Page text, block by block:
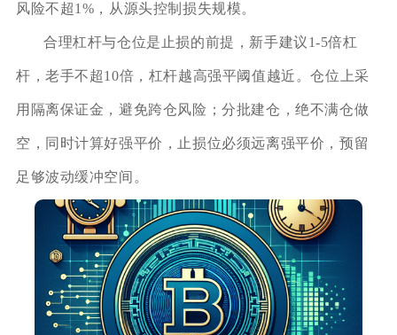
风险不超1%，从源头控制损失规模。
合理杠杆与仓位是止损的前提，新手建议1-5倍杠
杆，老手不超10倍，杠杆越高强平阈值越近。仓位上采
用隔离保证金，避免跨仓风险；分批建仓，绝不满仓做
空，同时计算好强平价，止损位必须远离强平价，预留
足够波动缓冲空间。